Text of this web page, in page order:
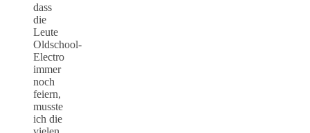
dass
die
Leute
Oldschool-
Electro
immer
noch
feiern,
musste
ich die